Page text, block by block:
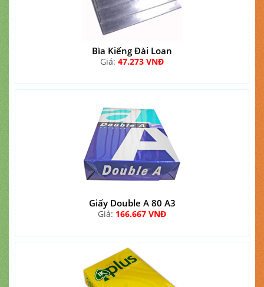
Bìa Kiếng Đài Loan
Giá: 47.273 VNĐ
Giấy Double A 80 A3
Giá: 166.667 VNĐ